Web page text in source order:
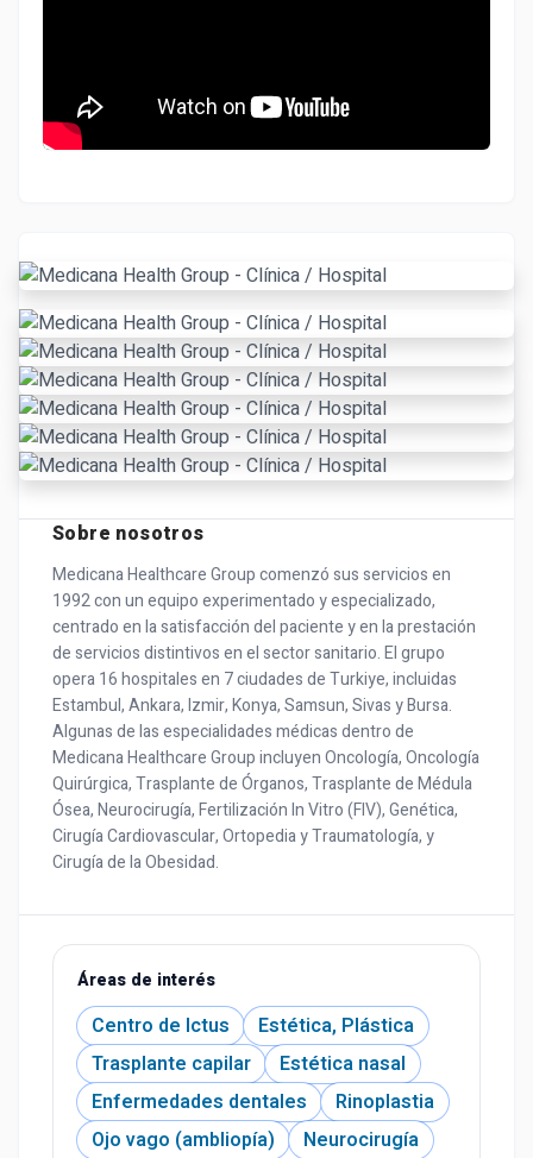
Sobre nosotros
Medicana Healthcare Group comenzó sus servicios en
1992 con un equipo experimentado y especializado,
centrado en la satisfacción del paciente y en la prestación
de servicios distintivos en el sector sanitario. El grupo
opera 16 hospitales en 7 ciudades de Turkiye, incluidas
Estambul, Ankara, Izmir, Konya, Samsun, Sivas y Bursa.
Algunas de las especialidades médicas dentro de
Medicana Healthcare Group incluyen Oncología, Oncología
Quirúrgica, Trasplante de Órganos, Trasplante de Médula
Ósea, Neurocirugía, Fertilización In Vitro (FIV), Genética,
Cirugía Cardiovascular, Ortopedia y Traumatología, y
Cirugía de la Obesidad.
Áreas de interés
Centro de Ictus
Estética, Plástica
Trasplante capilar
Estética nasal
Enfermedades dentales
Rinoplastia
Ojo vago (ambliopía)
Neurocirugía